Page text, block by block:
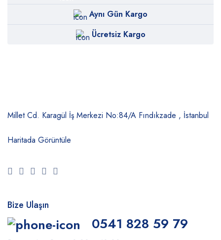
Aynı Gün Kargo
Ücretsiz Kargo
Millet Cd. Karagül İş Merkezi No:84/A Fındıkzade , İstanbul
Haritada Görüntüle
Bize Ulaşın
0541 828 59 79